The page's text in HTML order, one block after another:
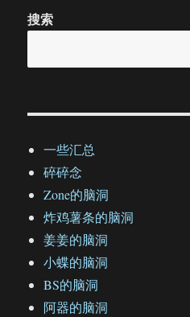
搜索
一些汇总
碎碎念
Zone的脑洞
炸鸡薯条的脑洞
姜姜的脑洞
小蝶的脑洞
BS的脑洞
阿器的脑洞